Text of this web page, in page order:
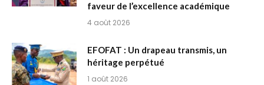
faveur de l’excellence académique
4 août 2026
EFOFAT : Un drapeau transmis, un
héritage perpétué
1 août 2026